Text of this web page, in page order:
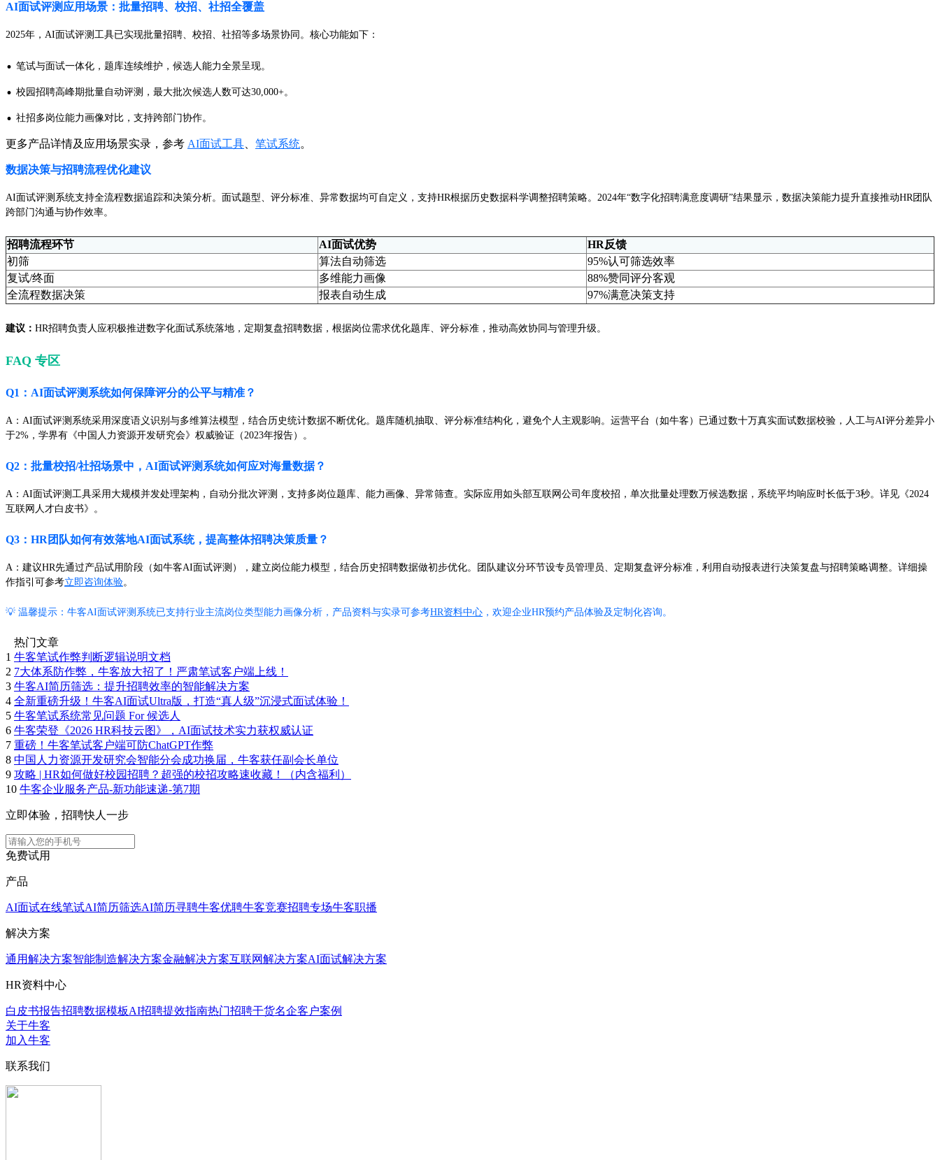
AI面试评测应用场景：批量招聘、校招、社招全覆盖
2025年，AI面试评测工具已实现批量招聘、校招、社招等多场景协同。核心功能如下：
· 笔试与面试一体化，题库连续维护，候选人能力全景呈现。
· 校园招聘高峰期批量自动评测，最大批次候选人数可达30,000+。
· 社招多岗位能力画像对比，支持跨部门协作。
更多产品详情及应用场景实录，参考 AI面试工具 笔试系统。
数据决策与招聘流程优化建议
AI面试评测系统支持全流程数据追踪和决策分析。面试题型、评分标准、异常数据均可自定义，支持HR根据历史数据科学调整招聘策略。2024年“数字化招聘满意度调研”结果显示，数据决策能力提升直接推动HR团队
跨部门沟通与协作效率。
招聘流程环节 AI面试优势
HR反馈
初筛
算法自动筛选
95%认可筛选效率
复试/终面
多维能力画像
88%赞同评分客观
全流程数据决策
报表自动生成 97%满意决策支持
建议： HR招聘负责人应积极推进数字化面试系统落地，定期复盘招聘数据，根据岗位需求优化题库、评分标准，推动高效协同与管理升级。
FAQ 专区
Q1：AI面试评测系统如何保障评分的公平与精准？
A：AI面试评测系统采用深度语义识别与多维算法模型，结合历史统计数据不断优化。题库随机抽取、评分标准结构化，避免个人主观影响。运营平台（如牛客）已通过数十万真实面试数据校验，人工与AI评分差异小
于2%，学界有《中国人力资源开发研究会》权威验证（2023年报告）。
Q2：批量校招/社招场景中，AI面试评测系统如何应对海量数据？
A：AI面试评测工具采用大规模并发处理架构，自动分批次评测，支持多岗位题库、能力画像、异常筛查。实际应用如头部互联网公司年度校招，单次批量处理数万候选数据，系统平均响应时长低于3秒。详见《2024
互联网人才白皮书》。
Q3：HR团队如何有效落地AI面试系统，提高整体招聘决策质量？
A：建议HR先通过产品试用阶段（如牛客AI面试评测），建立岗位能力模型，结合历史招聘数据做初步优化。团队建议分环节设专员管理员、定期复盘评分标准，利用自动报表进行决策复盘与招聘策略调整。详细操
作指引可参考立即咨询体验。
💡 温馨提示：牛客AI面试评测系统已支持行业主流岗位类型能力画像分析，产品资料与实录可参考HR资料中心 ，欢迎企业HR预约产品体验及定制化咨询。
热门文章
1 牛客笔试作弊判断逻辑说明文档
2 7大体系防作弊，牛客放大招了！严肃笔试客户端上线！
3 牛客AI简历筛选：提升招聘效率的智能解决方案
4 全新重磅升级！牛客AI面试Ultra版，打造“真人级”沉浸式面试体验！
5 牛客笔试系统常见问题 For 候选人
6 牛客荣登《2026 HR科技云图》，AI面试技术实力获权威认证
7 重磅！牛客笔试客户端可防ChatGPT作弊
8 中国人力资源开发研究会智能分会成功换届，牛客获任副会长单位
9 攻略 | HR如何做好校园招聘？超强的校招攻略速收藏！（内含福利）
10 牛客企业服务产品-新功能速递-第7期
立即体验，招聘快人一步
免费试用
产品
AI面试在线笔试AI简历筛选AI简历寻聘牛客优聘牛客竞赛招聘专场牛客职播
解决方案
通用解决方案智能制造解决方案金融解决方案互联网解决方案AI面试解决方案
HR资料中心
白皮书报告招聘数据模板AI招聘提效指南热门招聘干货名企客户案例
关于牛客
加入牛客
联系我们